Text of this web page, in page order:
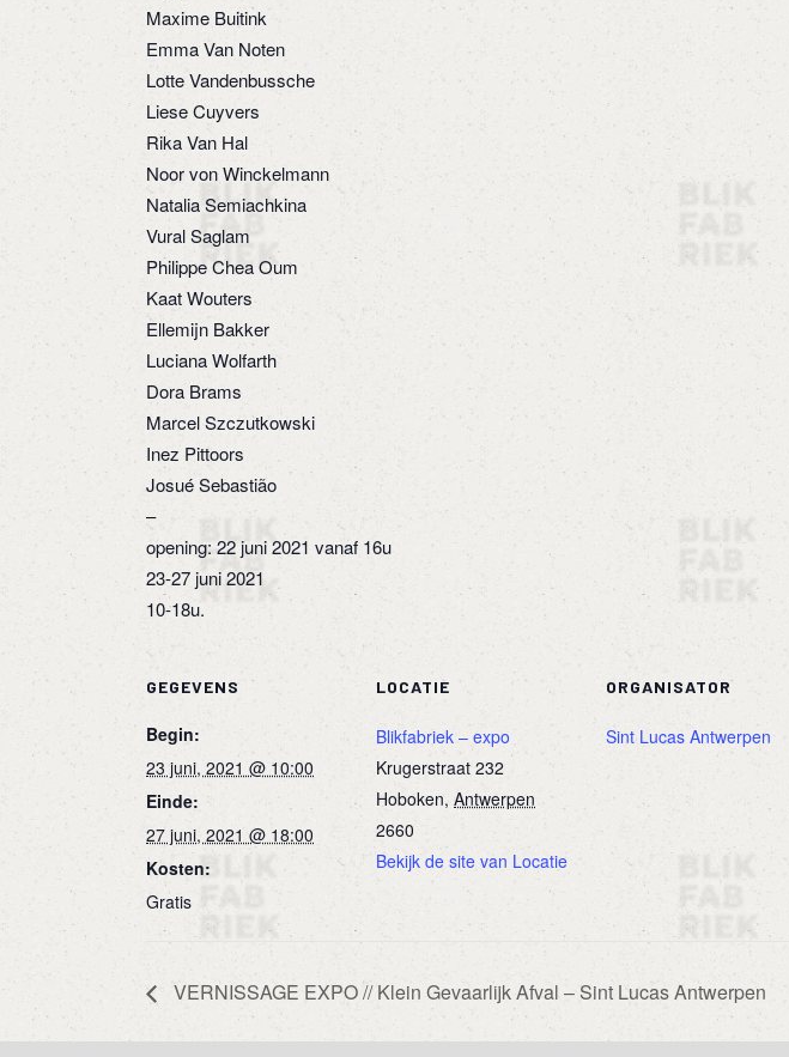
Maxime Buitink
Emma Van Noten
Lotte Vandenbussche
Liese Cuyvers
Rika Van Hal
Noor von Winckelmann
Natalia Semiachkina
Vural Saglam
Philippe Chea Oum
Kaat Wouters
Ellemijn Bakker
Luciana Wolfarth
Dora Brams
Marcel Szczutkowski
Inez Pittoors
Josué Sebastião
–
opening: 22 juni 2021 vanaf 16u
23-27 juni 2021
10-18u.
GEGEVENS
Begin:
23 juni, 2021 @ 10:00
Einde:
27 juni, 2021 @ 18:00
Kosten:
Gratis
LOCATIE
Blikfabriek – expo
Krugerstraat 232
Hoboken, Antwerpen
2660
Bekijk de site van Locatie
ORGANISATOR
Sint Lucas Antwerpen
VERNISSAGE EXPO // Klein Gevaarlijk Afval – Sint Lucas Antwerpen